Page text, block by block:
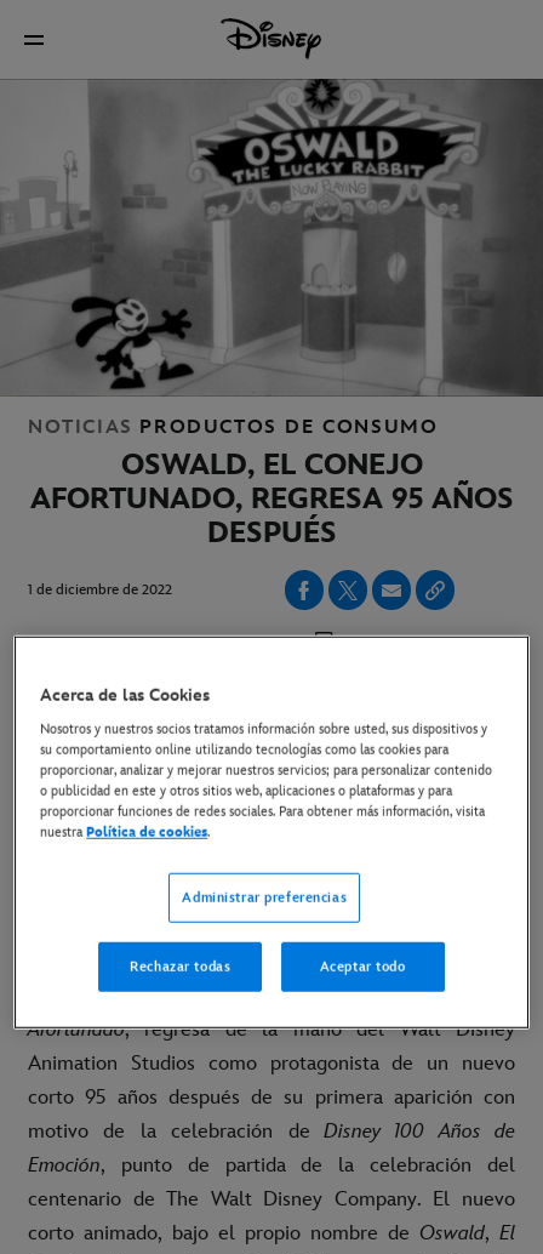
NOTICIAS PRODUCTOS DE CONSUMO
OSWALD, EL CONEJO
AFORTUNADO, REGRESA 95 AÑOS
DESPUÉS
1 de diciembre de 2022
Copiar Artículo
Con motivo del centenario de la compañía; Oswald, El
Conejo Afortunado, protagoniza un nuevo corto animado
ilustrado de la mano de Walt Disney Animation
LINK PARA VISULIZACIÓN DEL CORTO
LINK PARA DESCARGA DE MATERIALES
Madrid, 1 de diciembre de 2022–Oswald, El Conejo
Afortunado, regresa de la mano del Walt Disney
Animation Studios como protagonista de un nuevo
corto 95 años después de su primera aparición con
motivo de la celebración de Disney 100 Años de
Emoción, punto de partida de la celebración del
centenario de The Walt Disney Company. El nuevo
corto animado, bajo el propio nombre de Oswald, El
Acerca de las Cookies
Nosotros y nuestros socios tratamos información sobre usted, sus dispositivos y
su comportamiento online utilizando tecnologías como las cookies para
proporcionar, analizar y mejorar nuestros servicios; para personalizar contenido
o publicidad en este y otros sitios web, aplicaciones o plataformas y para
proporcionar funciones de redes sociales. Para obtener más información, visita
nuestraPolítica de cookies.
Administrar preferencias
Rechazar todas Aceptar todo